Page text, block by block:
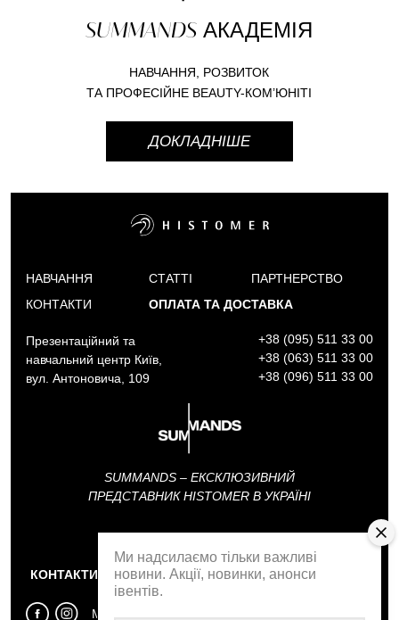
SUMMANDS АКАДЕМІЯ
НАВЧАННЯ, РОЗВИТОК
ТА ПРОФЕСІЙНЕ BEAUTY-КОМ’ЮНІТІ
ДОКЛАДНІШЕ
НАВЧАННЯ
КОНТАКТИ
СТАТТІ
ПАРТНЕРСТВО
ОПЛАТА ТА ДОСТАВКА
Презентаційний та
навчальний центр Київ,
вул. Антоновича, 109
+38 (095) 511 33 00
+38 (063) 511 33 00
+38 (096) 511 33 00
SUMMANDS – ЕКСКЛЮЗИВНИЙ
ПРЕДСТАВНИК HISTOMER В УКРАЇНІ
АКАДЕМІЯ SUMMANDS
КОНТАКТИ ЗВОРОТНІЙ ДЗВІНОК
МИ У СОЦМЕРЕЖАХ
Ми надсилаємо тільки важливі
новини. Акції, новинки, анонси
івентів.